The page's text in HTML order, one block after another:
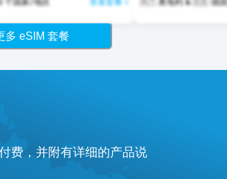
40 个国家/地区 查看套餐 > 🇦🇹 奥地利 & 🇩🇪 德国
多 eSIM 套餐
费，并附有详细的产品说